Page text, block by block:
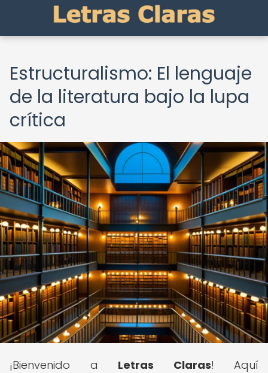
Estructuralismo: El lenguaje
de la literatura bajo la lupa
crítica
¡Bienvenido a Letras Claras! Aquí